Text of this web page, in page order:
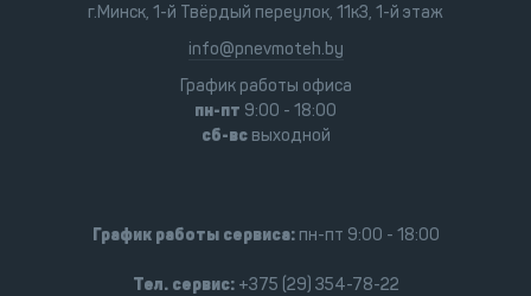
г.Минск, 1-й Твёрдый переулок, 11к3, 1-й этаж
info@pnevmoteh.by
График работы офиса
пн-пт 9:00 - 18:00
сб-всвыходной
График работы сервиса:пн-пт 9:00 - 18:00
Тел. сервис:+375 (29) 354-78-22